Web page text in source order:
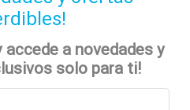
accede a novedades y
solo para ti!
y Belleza Vegana